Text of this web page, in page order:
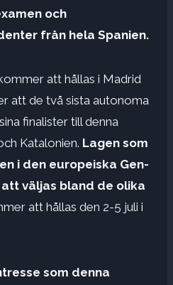
och
från hela Spanien.
att hållas i Madrid
att de två sista autonoma
finalister till denna
Katalonien. Lagen som
i den europeiska Gen-
väljas bland de olika
att hållas den 2-5 juli i
som denna